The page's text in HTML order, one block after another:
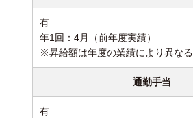
有
年1回：4月（前年度実績）
※昇給額は年度の業績により異なる
通勤手当
有